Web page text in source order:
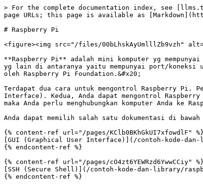
> For the complete documentation index, see
page URLs; this page is available as
# Raspberry Pi
<figure><img src="/files/00bLhskAyUmlllZb9vzh"
**Raspberry Pi** adalah mini komputer yg
yg lain di antaranya yaitu mempunyai port/koneksi
oleh Raspberry Pi Foundation.&#x20;
Terdapat dua cara untuk mengontrol Raspberry Pi.
Interface). Kedua, Anda dapat mengontrol
maka Anda perlu menghubungkan komputer Anda ke
Anda dapat memilih salah satu dokumentasi di bawah
{% content-ref url="/pages/KClb0BKhGkUI7xfowdlF" %}
[GUI (Graphical User Interface)](/contoh-kode-
{% endcontent-ref %}
{% content-ref url="/pages/cO4zt6YEWRzd6YwwCCiy" %}
[SSH (Secure Shell)](/contoh-kode-dan-library/